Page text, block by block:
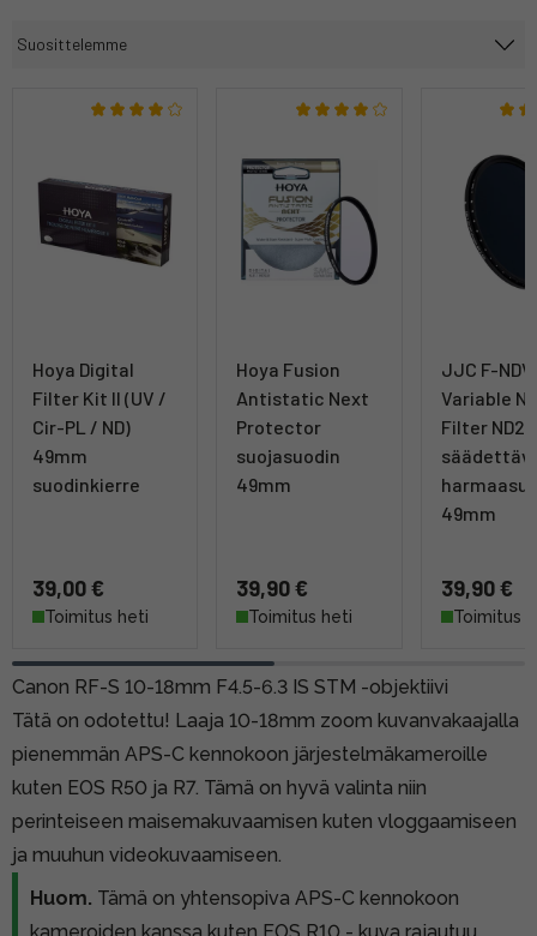
Hoya Digital
Filter Kit II (UV /
Cir-PL / ND)
49mm
suodinkierre
39,00 €
Toimitus heti
Hoya Fusion
Antistatic Next
Protector
suojasuodin
49mm
39,90 €
Toimitus heti
JJC F-NDV
Variable ND
Filter
49mm
39,90 €
Toimitus
Canon RF-S 10-18mm F4.5-6.3 IS STM -objektiivi
Tätä on odotettu! Laaja 10-18mm zoom kuvanvakaajalla
pienemmän APS-C kennokoon järjestelmäkameroille
kuten EOS R50 ja R7. Tämä on hyvä valinta niin
perinteiseen maisemakuvaamisen kuten vloggaamiseen
ja muuhun videokuvaamiseen.
Huom. Tämä on yhtensopiva APS-C kennokoon